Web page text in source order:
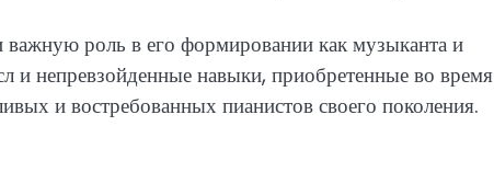
роль в его формировании как музыканта и
и непревзойденные навыки, приобретенные во время
и востребованных пианистов своего поколения.